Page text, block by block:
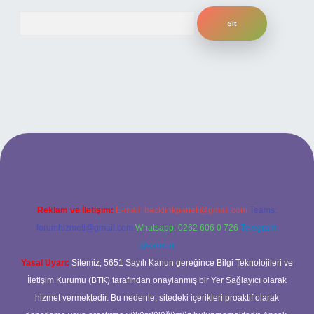
Reklam ve İletişim: E-mail: backlinkpaneli@gmail.com Teams:
forumhizmeti@gmail.com Whatsapp: 0262 606 0 726 Telegram:
@karabul
Yasal Uyarı: Sitemiz, 5651 Sayılı Kanun gereğince Bilgi Teknolojileri ve
İletişim Kurumu (BTK) tarafından onaylanmış bir Yer Sağlayıcı olarak
hizmet vermektedir. Bu nedenle, sitedeki içerikleri proaktif olarak